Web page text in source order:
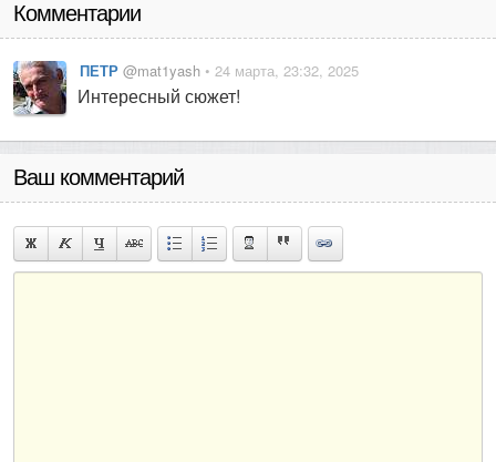
Комментарии
ПЕТР @mat1yash • 24 марта, 23:32, 2025
Интересный сюжет!
Ваш комментарий